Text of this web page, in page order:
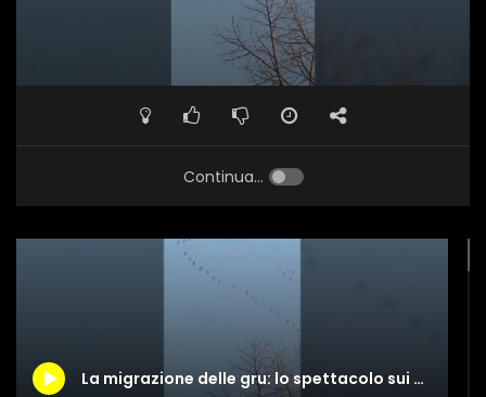
Continua...
La migrazione delle gru: lo spettacolo sui cieli della Liguria